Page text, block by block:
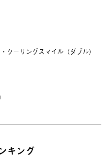
クーリングスマイル（ダブル）
キング